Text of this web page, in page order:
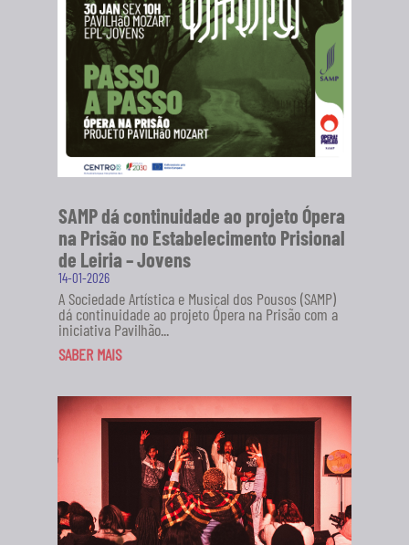
SAMP dá continuidade ao projeto Ópera
na Prisão no Estabelecimento Prisional
de Leiria – Jovens
14-01-2026
A Sociedade Artística e Musical dos Pousos (SAMP)
dá continuidade ao projeto Ópera na Prisão com a
iniciativa Pavilhão...
SABER MAIS